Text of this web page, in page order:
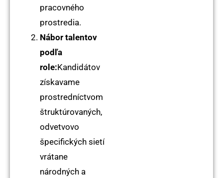
pracovného
prostredia.
Nábor talentov
podľa
role:Kandidátov
získavame
prostredníctvom
štruktúrovaných,
odvetvovo
špecifických sietí
vrátane
národných a